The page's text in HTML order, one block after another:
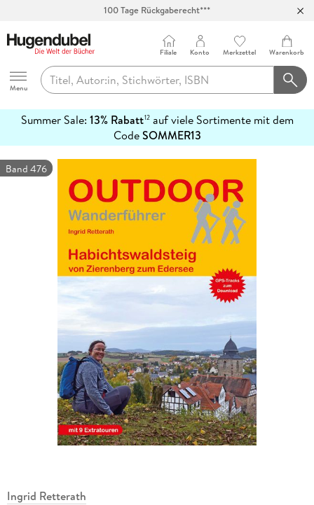
100 Tage Rückgaberecht***
Hugendubel
Menu
Filiale Konto Merkzettel Warenkorb
Summer Sale: 13% Rabatt12auf viele Sortimente mit dem
CodeSOMMER13
erfahren
Band 476
Ingrid Retterath